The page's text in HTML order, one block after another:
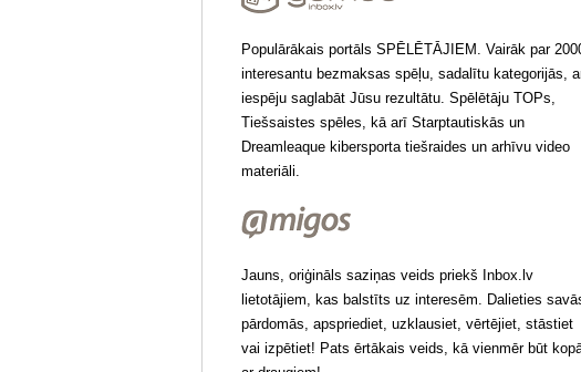
Populārākais portāls SPĒLĒTĀJIEM. Vairāk par
interesantu bezmaksas spēļu, sadalītu kategorijās,
iespēju saglabāt Jūsu rezultātu. Spēlētāju TOPs,
Tiešsaistes spēles, kā arī Starptautiskās un
Dreamleaque kibersporta tiešraides un arhīvu video
materiāli.
Jauns, oriģināls saziņas veids priekš Inbox.lv
lietotājiem, kas balstīts uz interesēm. Dalieties
pārdomās, apspriediet, uzklausiet, vērtējiet, stāstiet
vai izpētiet! Pats ērtākais veids, kā vienmēr būt